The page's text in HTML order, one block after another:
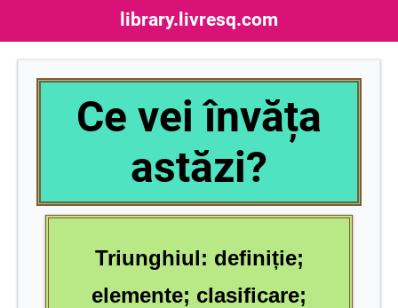
library.livresq.com
Ce vei învăța
astăzi?
Triunghiul: definiție;
elemente; clasificare;